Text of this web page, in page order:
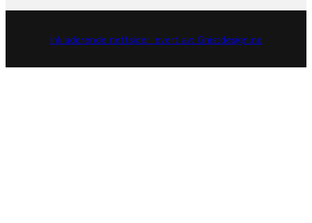
Inkluderende nettsider levert av: Gnistdesign.no